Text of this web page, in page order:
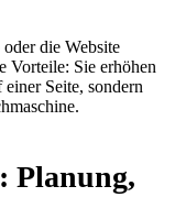
die Website
Vorteile: Sie erhöhen
Seite, sondern
Planung,